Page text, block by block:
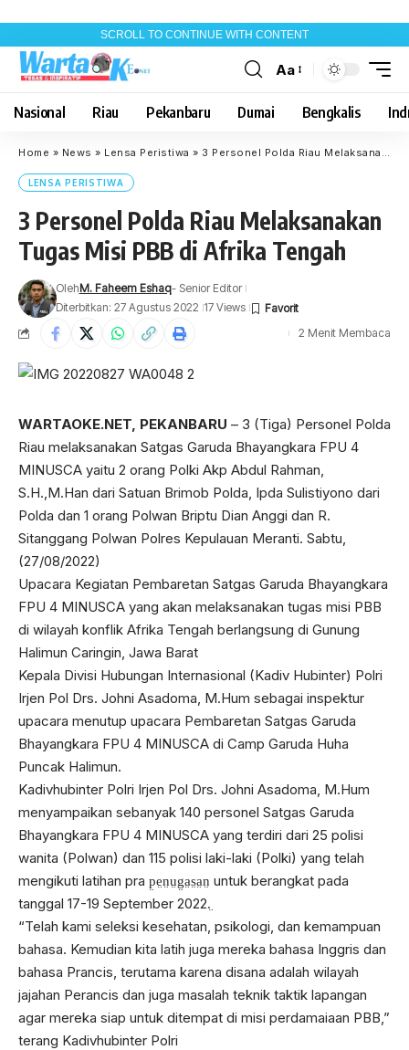
SCROLL TO CONTINUE WITH CONTENT
Font
Aa
Nasional Riau Pekanbaru Dumai Bengkalis
Home » News » Lensa Peristiwa » 3 Personel Polda Riau Melaksanakan Tugas Misi PBB di Afrika Tengah
LENSA PERISTIWA
3 Personel Polda Riau Melaksanakan
Tugas Misi PBB di Afrika Tengah
OlehM. Faheem Eshaq- Senior Editor
Diterbitkan: 27 Agustus 2022 17 Views
2 Menit Membaca
WARTAOKE.NET, PEKANBARU – 3 (Tiga) Personel Polda
Riau melaksanakan Satgas Garuda Bhayangkara FPU 4
MINUSCA yaitu 2 orang Polki Akp Abdul Rahman,
S.H.,M.Han dari Satuan Brimob Polda, Ipda Sulistiyono dari
Polda dan 1 orang Polwan Briptu Dian Anggi dan R.
Sitanggang Polwan Polres Kepulauan Meranti. Sabtu,
(27/08/2022)
Upacara Kegiatan Pembaretan Satgas Garuda Bhayangkara
FPU 4 MINUSCA yang akan melaksanakan tugas misi PBB
di wilayah konflik Afrika Tengah berlangsung di Gunung
Halimun Caringin, Jawa Barat
Kepala Divisi Hubungan Internasional (Kadiv Hubinter) Polri
Irjen Pol Drs. Johni Asadoma, M.Hum sebagai inspektur
upacara menutup upacara Pembaretan Satgas Garuda
Bhayangkara FPU 4 MINUSCA di Camp Garuda Huha
Puncak Halimun.
Kadivhubinter Polri Irjen Pol Drs. Johni Asadoma, M.Hum
menyampaikan sebanyak 140 personel Satgas Garuda
Bhayangkara FPU 4 MINUSCA yang terdiri dari 25 polisi
wanita (Polwan) dan 115 polisi laki-laki (Polki) yang telah
mengikuti latihan pra p̤e̤n̤ṳg̤a̤s̤a̤n̤ untuk berangkat pada
tanggal 17-19 September 2022.̤
“Telah kami seleksi kesehatan, psikologi, dan kemampuan
bahasa. Kemudian kita latih juga mereka bahasa Inggris dan
bahasa Prancis, terutama karena disana adalah wilayah
jajahan Perancis dan juga masalah teknik taktik lapangan
agar mereka siap untuk ditempat di misi perdamaiaan PBB,”
terang Kadivhubinter Polri